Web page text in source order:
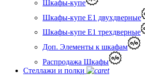
Шкафы-купе
Шкафы-купе Е1 двухдверные
Шкафы-купе Е1 трехдверные
Доп. Элементы к шкафам
Распродажа Шкафы
Стеллажи и полки